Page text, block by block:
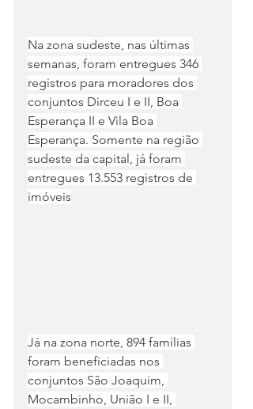
Na zona sudeste, nas últimas
semanas, foram entregues 346
registros para moradores dos
conjuntos Dirceu I e II, Boa
Esperança II e Vila Boa
Esperança. Somente na região
sudeste da capital, já foram
entregues 13.553 registros de
imóveis
Já na zona norte, 894 famílias
foram beneficiadas nos
conjuntos São Joaquim,
Mocambinho, União I e II,